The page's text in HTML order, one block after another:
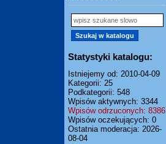
Statystyki katalogu:
Istniejemy od: 2010-04-09
Kategorii: 25
Podkategorii: 548
Wpisów aktywnych: 3344
Wpisów odrzuconych: 8386
Wpisów oczekujących: 0
Ostatnia moderacja: 2026-
08-04